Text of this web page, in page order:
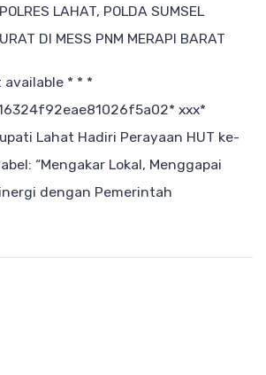
POLRES LAHAT, POLDA SUMSEL
DI MESS PNM MERAPI BARAT
* * *
ххх*
Lahat Hadiri Perayaan HUT ke-
“Mengakar Lokal, Menggapai
dengan Pemerintah